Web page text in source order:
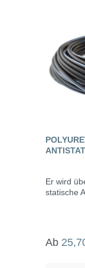
Er wird
statische
Ab